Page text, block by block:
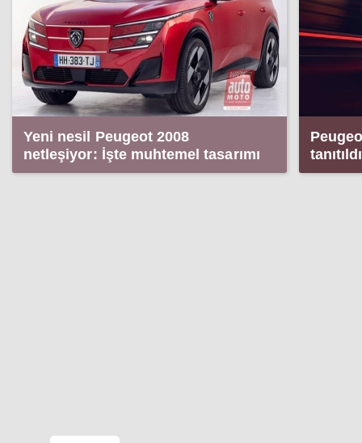
Yeni nesil Peugeot 2008
netleşiyor: İşte muhtemel tasarımı
geri